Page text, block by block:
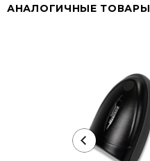
АНАЛОГИЧНЫЕ ТОВАРЫ